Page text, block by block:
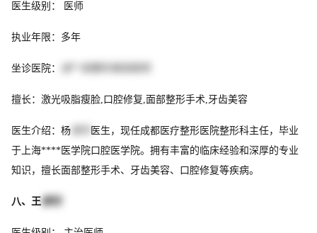
医生级别： 医师
执业年限：多年
坐诊医院：
擅长：激光吸脂瘦脸,口腔修复,面部整形手术,牙齿美容
医生介绍：杨
医生，现任成都医疗整形医院整形科主任，毕业
于上海****医学院口腔医学院。拥有丰富的临床经验和深厚的专业
知识，擅长面部整形手术、牙齿美容、口腔修复等疾病。
八、王 睿恒